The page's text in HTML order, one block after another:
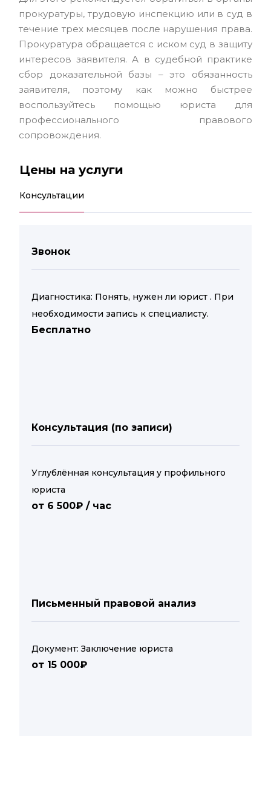
прокуратуры, трудовую инспекцию или в суд в
течение трех месяцев после нарушения права.
Прокуратура обращается с иском суд в защиту
интересов заявителя. А в судебной практике
сбор доказательной базы – это обязанность
заявителя, поэтому как можно быстрее
воспользуйтесь помощью юриста для
профессионального правового
сопровождения.
Цены на услуги
Консультации
Звонок
Диагностика: Понять, нужен ли юрист . При
необходимости запись к специалисту.
Бесплатно
Консультация (по записи)
Углублённая консультация у профильного
юриста
от 6 500₽ / час
Письменный правовой анализ
Документ: Заключение юриста
от 15 000₽